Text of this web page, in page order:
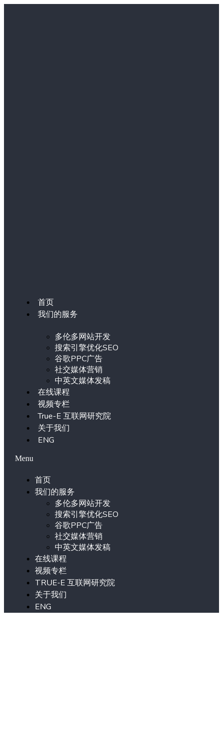
首页
我们的服务
多伦多网站开发
搜索引擎优化SEO
谷歌PPC广告
社交媒体营销
中英文媒体发稿
在线课程
视频专栏
True-E 互联网研究院
关于我们
ENG
Menu
首页
我们的服务
多伦多网站开发
搜索引擎优化SEO
谷歌PPC广告
社交媒体营销
中英文媒体发稿
在线课程
视频专栏
TRUE-E 互联网研究院
关于我们
ENG